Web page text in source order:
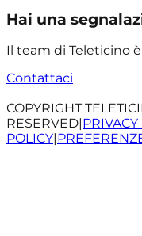
Hai una
Il team di Teleticino
Contattaci
COPYRIGHT
RESERVED|PRIVACY
POLICY|